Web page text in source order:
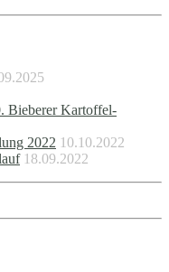
Bieberer Kartoffel-
2022 10.10.2022
18.09.2022